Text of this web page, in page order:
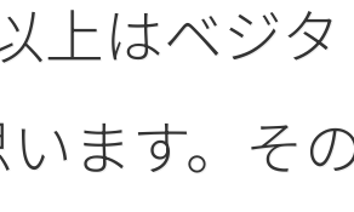
上はベジ
ます。そ